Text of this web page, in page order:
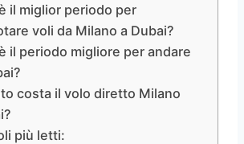
il miglior periodo per
voli da Milano a Dubai?
il periodo migliore per andare
costa il volo diretto Milano
più letti: